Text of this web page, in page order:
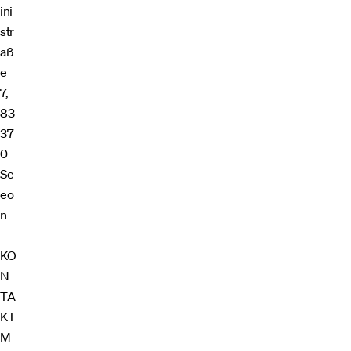
ini
str
aß
e
7,
83
37
0
Se
eo
n
KO
N
TA
KT
M